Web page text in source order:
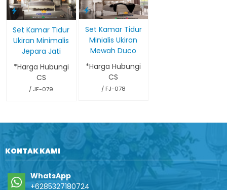
Set Kamar Tidur
Ukiran Minimalis
Jepara Jati
*Harga Hubungi
CS
/ JF-079
Set Kamar Tidur
Minialis Ukiran
Mewah Duco
*Harga Hubungi
CS
/ FJ-078
KONTAK KAMI
WhatsApp
+6285327180724